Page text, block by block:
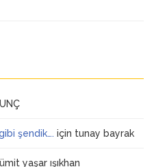
şendik…. için tunay bayrak
ümit yaşar ışıkhan